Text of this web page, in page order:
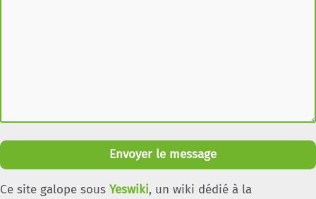
Envoyer le message
Ce site galope sous Yeswiki, un wiki dédié à la